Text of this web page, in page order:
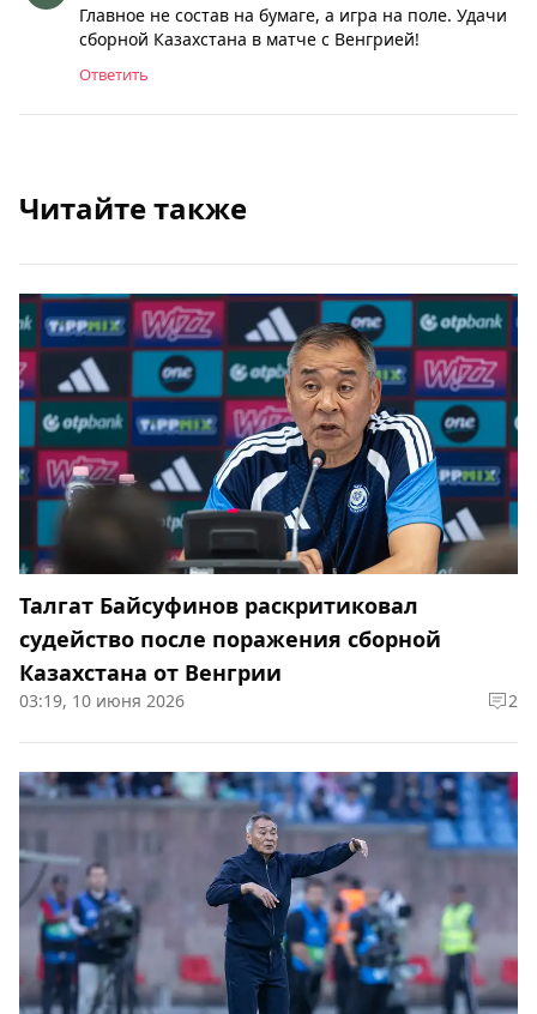
Главное не состав на бумаге, а игра на поле. Удачи
сборной Казахстана в матче с Венгрией!
Ответить
Читайте также
Талгат Байсуфинов раскритиковал
судейство после поражения сборной
Казахстана от Венгрии
03:19, 10 июня 2026 2